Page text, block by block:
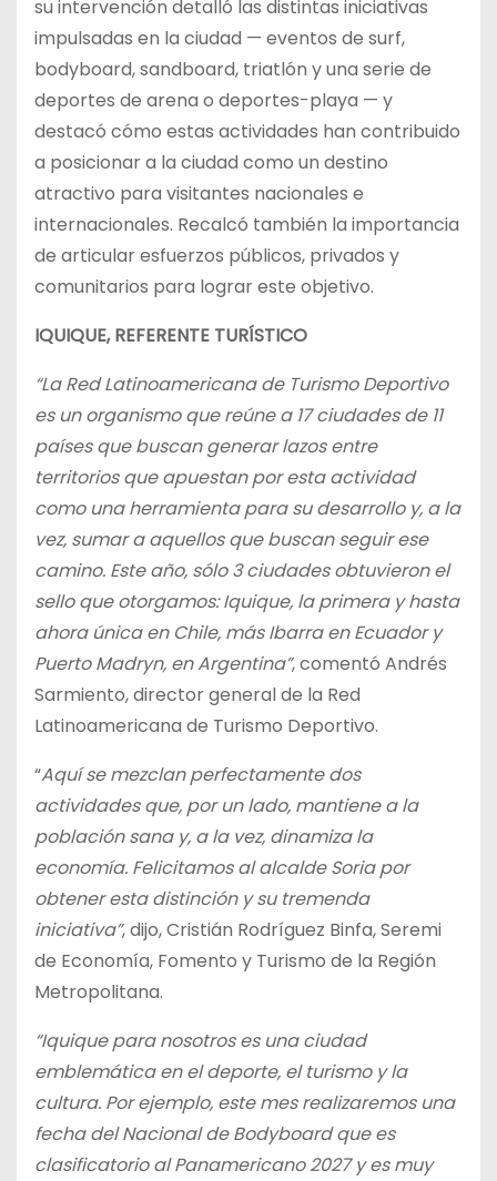
su intervención detalló las distintas iniciativas
impulsadas en la ciudad — eventos de surf,
bodyboard, sandboard, triatlón y una serie de
deportes de arena o deportes-playa — y
destacó cómo estas actividades han contribuido
a posicionar a la ciudad como un destino
atractivo para visitantes nacionales e
internacionales. Recalcó también la importancia
de articular esfuerzos públicos, privados y
comunitarios para lograr este objetivo.
IQUIQUE, REFERENTE TURÍSTICO
“La Red Latinoamericana de Turismo Deportivo
es un organismo que reúne a 17 ciudades de 11
países que buscan generar lazos entre
territorios que apuestan por esta actividad
como una herramienta para su desarrollo y, a la
vez, sumar a aquellos que buscan seguir ese
camino. Este año, sólo 3 ciudades obtuvieron el
sello que otorgamos: Iquique, la primera y hasta
ahora única en Chile, más Ibarra en Ecuador y
Puerto Madryn, en Argentina”, comentó Andrés
Sarmiento, director general de la Red
Latinoamericana de Turismo Deportivo.
“Aquí se mezclan perfectamente dos
actividades que, por un lado, mantiene a la
población sana y, a la vez, dinamiza la
economía. Felicitamos al alcalde Soria por
obtener esta distinción y su tremenda
iniciativa”, dijo, Cristián Rodríguez Binfa, Seremi
de Economía, Fomento y Turismo de la Región
Metropolitana.
“Iquique para nosotros es una ciudad
emblemática en el deporte, el turismo y la
cultura. Por ejemplo, este mes realizaremos una
fecha del Nacional de Bodyboard que es
clasificatorio al Panamericano 2027 y es muy